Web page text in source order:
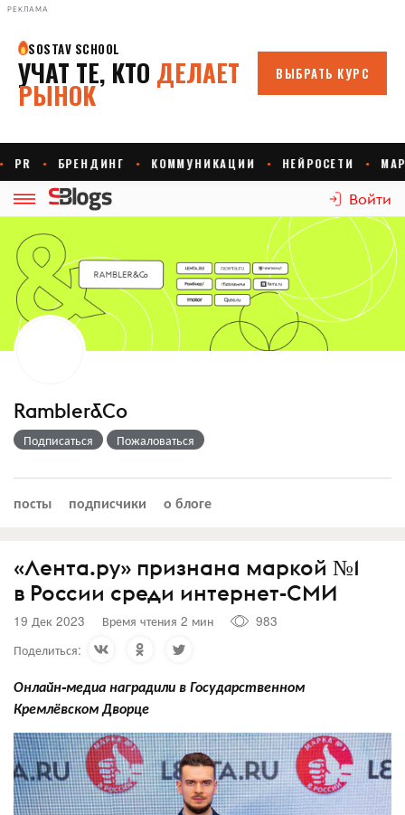
РЕКЛАМА
Войти
Rambler&Co
Подписаться Пожаловаться
посты подписчики о блоге
«Лента.ру» признана маркой №1
в России среди интернет-СМИ
19 Дек 2023 Время чтения 2 мин
983
Поделиться:
Онлайн-медиа наградили в Государственном
Кремлёвском Дворце